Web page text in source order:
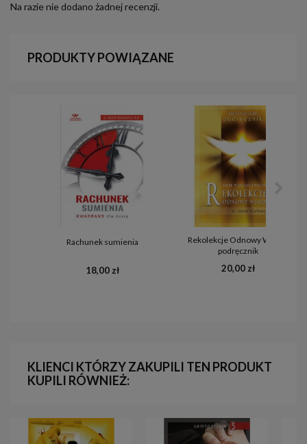
Na razie nie dodano żadnej recenzji.
PRODUKTY POWIĄZANE
Rachunek sumienia
18,00 zł
Rekolekcje Odnowy Wiary -
podręcznik
20,00 zł
KLIENCI KTÓRZY ZAKUPILI TEN PRODUKT
KUPILI RÓWNIEŻ: